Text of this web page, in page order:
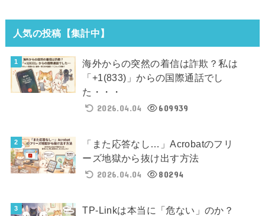
人気の投稿【集計中】
海外からの突然の着信は詐欺？私は
「+1(833)」からの国際通話でし
た・・・
2026.04.04
609939
「また応答なし…」Acrobatのフリ
ーズ地獄から抜け出す方法
2026.04.04
80294
TP-Linkは本当に「危ない」のか？